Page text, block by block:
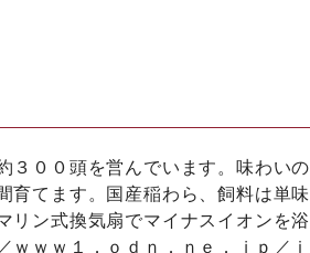
３００頭を営んでいます。味わい
育てます。国産稲わら、飼料は単
リン式換気扇でマイナスイオンを
ｗｗｗ１．ｏｄｎ．ｎｅ．ｊｐ／